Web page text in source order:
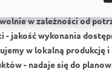
obciążeń.
w zależności od
- jakość wykonania
w lokalną produkcję i
- nadaje się do